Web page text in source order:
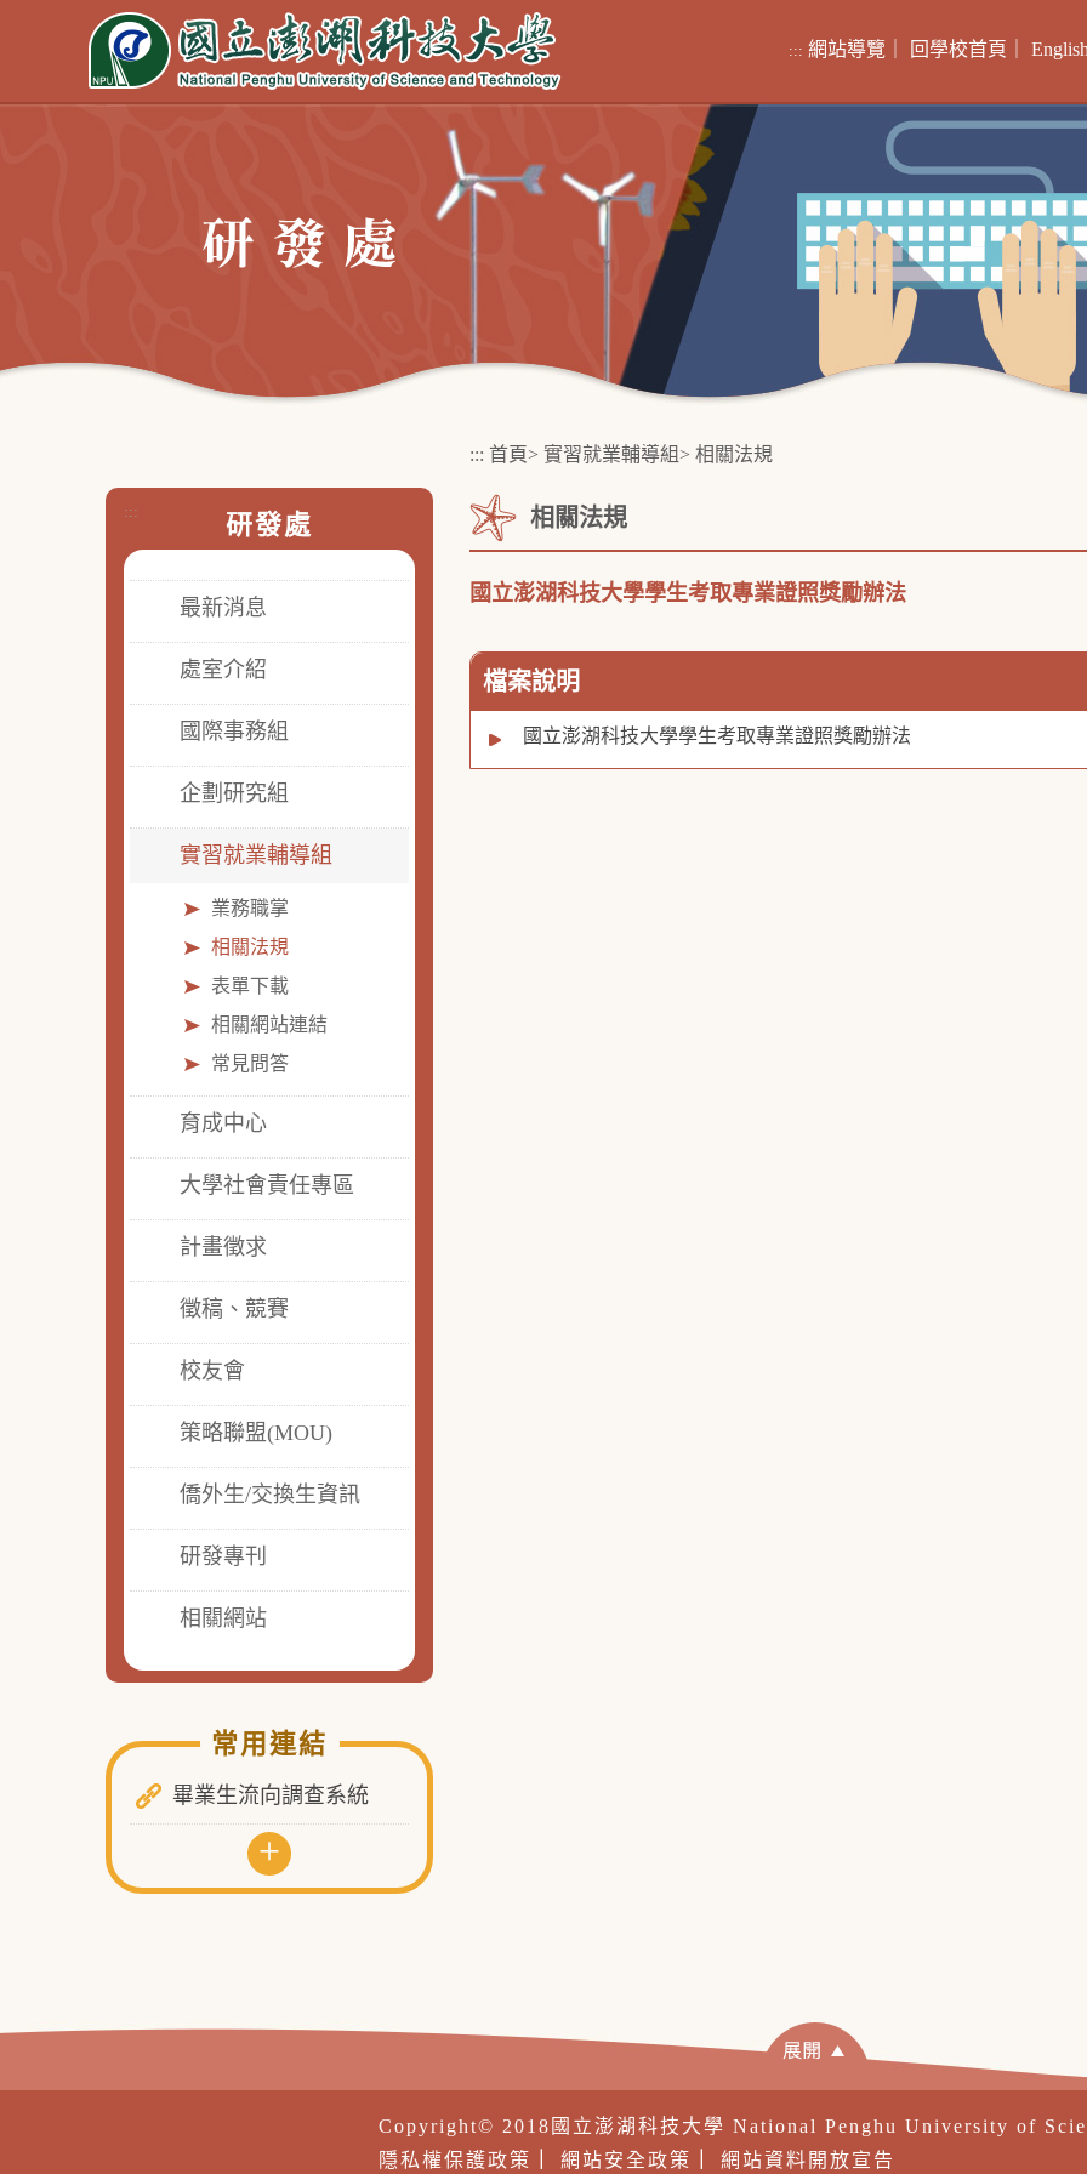
::: 網站導覽 回學校首頁
::: 研發處
最新消息
處室介紹
國際事務組
企劃研究組
實習就業輔導組
業務職掌
相關法規
表單下載
相關網站連結
常見問答
育成中心
大學社會責任專區
計畫徵求
徵稿、競賽
校友會
策略聯盟(MOU)
僑外生/交換生資訊
研發專刊
相關網站
常用連結
畢業生流向調查系統
+
::: 首頁> 實習就業輔導組 > 相關法規
相關法規
國立澎湖科技大學學生考取專業證照獎勵辦法
檔案說明
國立澎湖科技大學學生考取專業證照獎勵辦法
Copyright© 2018國立澎湖科技大學 National Penghu University of
隱私權保護政策
網站安全政策 網站資料開放宣告